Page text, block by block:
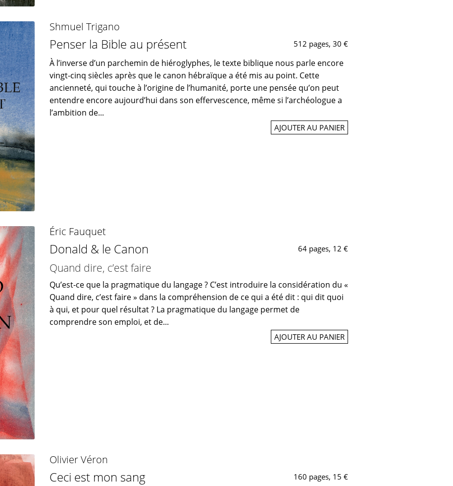
Shmuel Trigano
Penser la Bible au présent 512 pages, 30 €
À l’inverse d’un parchemin de hiéroglyphes, le texte biblique nous parle encore
vingt-cinq siècles après que le canon hébraïque a été mis au point. Cette
ancienneté, qui touche à l’origine de l’humanité, porte une pensée qu’on peut
entendre encore aujourd’hui dans son effervescence, même si l’archéologue a
l’ambition de...
AJOUTER AU PANIER
Éric Fauquet
Donald & le Canon 64 pages, 12 €
Quand dire, c’est faire
Qu’est-ce que la pragmatique du langage ? C’est introduire la considération du «
Quand dire, c’est faire » dans la compréhension de ce qui a été dit : qui dit quoi
à qui, et pour quel résultat ? La pragmatique du langage permet de
comprendre son emploi, et de...
AJOUTER AU PANIER
Olivier Véron
Ceci est mon sang 160 pages, 15 €